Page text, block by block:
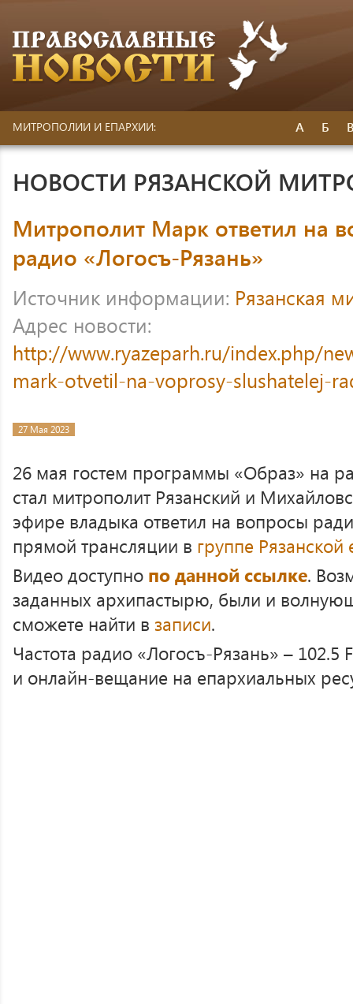
МИТРОПОЛИИ И ЕПАРХИИ: А Б
НОВОСТИ РЯЗАНСКОЙ
Митрополит Марк ответил на
радио «Логосъ-Рязань»
Источник информации: Рязанская
Адрес новости:
http://www.ryazeparh.ru/index.php/
mark-otvetil-na-voprosy-slushatelej-
27 Мая 2023
26 мая гостем программы «Образ» на
стал митрополит Рязанский и
эфире владыка ответил на вопросы
прямой трансляции в группе Рязанской
Видео доступно по данной ссылке.
заданных архипастырю, были и
сможете найти в записи.
Частота радио «Логосъ-Рязань» –
и онлайн-вещание на епархиальных